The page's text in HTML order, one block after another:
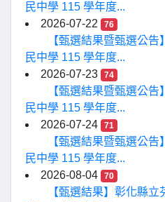
民中學 115 學年度...
2026-07-22
76
【甄選結果暨甄選公
民中學 115 學年度...
2026-07-23
74
【甄選結果暨甄選公
民中學 115 學年度...
2026-07-24
71
【甄選結果暨甄選公
民中學 115 學年度...
2026-08-04
70
【甄選結果】彰化縣